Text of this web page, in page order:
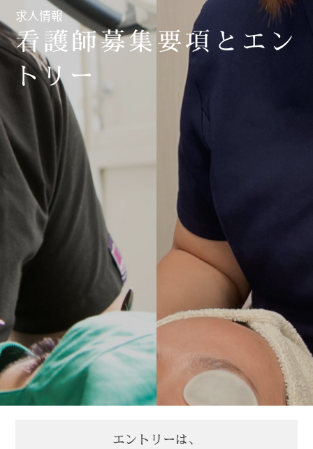
求人情報
看護師募集要項とエン
トリー
エントリーは、